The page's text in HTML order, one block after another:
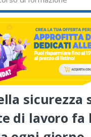
sicurezza
di lavoro fa